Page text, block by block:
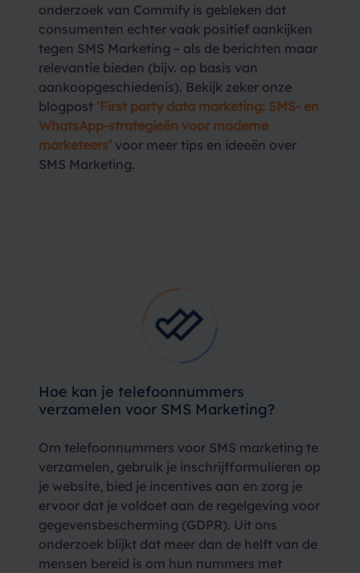
onderzoek van Commify is gebleken dat
consumenten echter vaak positief aankijken
tegen SMS Marketing – als de berichten maar
relevantie bieden (bijv. op basis van
aankoopgeschiedenis). Bekijk zeker onze
blogpost ‘First party data marketing: SMS- en
WhatsApp-strategieën voor moderne
marketeers’ voor meer tips en ideeën over
SMS Marketing.
Hoe kan je telefoonnummers
verzamelen voor SMS Marketing?
Om telefoonnummers voor SMS marketing te
verzamelen, gebruik je inschrijfformulieren op
je website, bied je incentives aan en zorg je
ervoor dat je voldoet aan de regelgeving voor
gegevensbescherming (GDPR). Uit ons
onderzoek blijkt dat meer dan de helft van de
mensen bereid is om hun nummers met